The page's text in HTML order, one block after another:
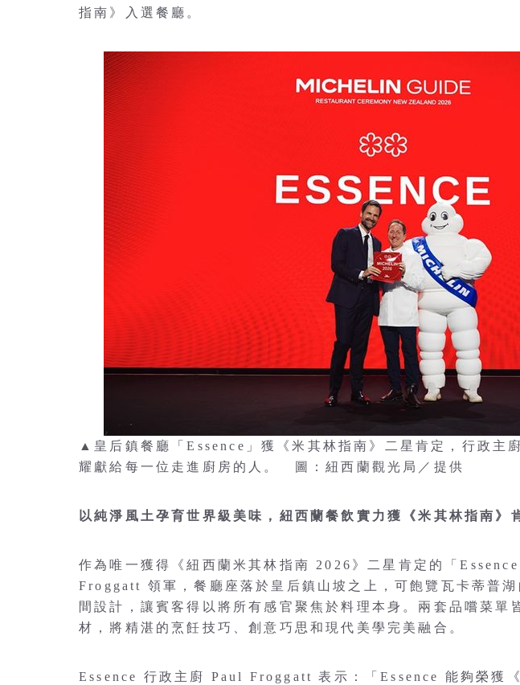
指南》入選餐廳。
▲皇后鎮餐廳「Essence」獲《米其林指南》二星肯定，行政主
耀獻給每一位走進廚房的人。 圖：紐西蘭觀光局／提供
以純淨風土孕育世界級美味，紐西蘭餐飲實力獲《米其林指南》
作為唯一獲得《紐西蘭米其林指南 2026》二星肯定的「
Froggatt 領軍，餐廳座落於皇后鎮山坡之上，可飽覽瓦卡蒂普
間設計，讓賓客得以將所有感官聚焦於料理本身。兩套品嚐菜單
材，將精湛的烹飪技巧、創意巧思和現代美學完美融合。
Essence 行政主廚 Paul Froggatt 表示：「Essence 能夠榮獲《